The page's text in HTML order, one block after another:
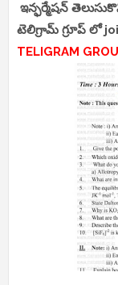
ఇన్ఫర్మేషన్
టెలిగ్రామ్ గ్రూప్ లో
TELIGRAM